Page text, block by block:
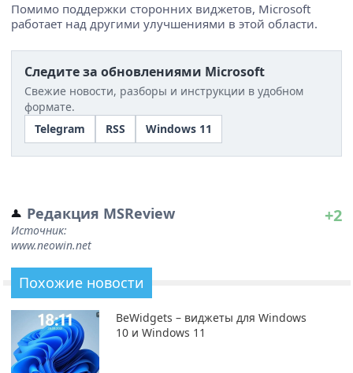
Помимо поддержки сторонних виджетов, Microsoft
работает над другими улучшениями в этой области.
Следите за обновлениями Microsoft
Свежие новости, разборы и инструкции в удобном
формате.
Telegram
RSS Windows 11
Редакция MSReview
Источник:
www.neowin.net
+2
Похожие новости
BeWidgets – виджеты для Windows
10 и Windows 11